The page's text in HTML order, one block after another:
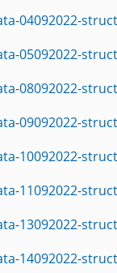
04092022-
05092022-
08092022-
09092022-
10092022-
11092022-
13092022-
14092022-